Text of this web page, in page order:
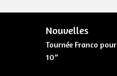
Nouvelles
Tournée Franco
10”